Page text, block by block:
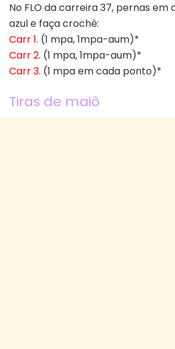
No FLO da carreira 37, pernas em
azul e faça crochê:
Carr 1. (1 mpa, 1mpa-aum)*
Carr 2. (1 mpa, 1mpa-aum)*
Carr 3. (1 mpa em cada ponto)*
Tiras de maiô